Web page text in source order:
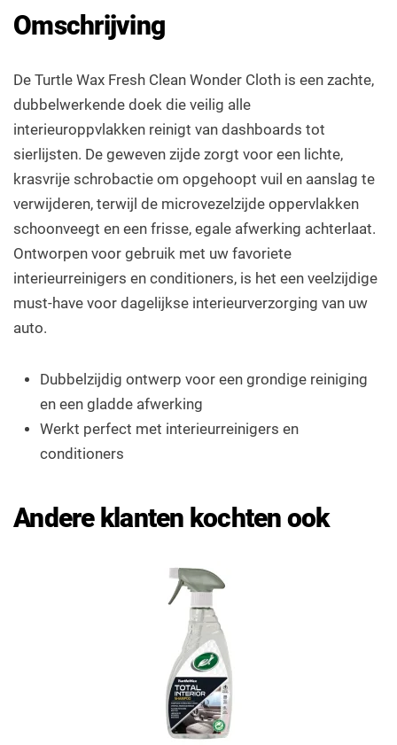
Omschrijving
De Turtle Wax Fresh Clean Wonder Cloth is een zachte,
dubbelwerkende doek die veilig alle
interieuroppvlakken reinigt van dashboards tot
sierlijsten. De geweven zijde zorgt voor een lichte,
krasvrije schrobactie om opgehoopt vuil en aanslag te
verwijderen, terwijl de microvezelzijde oppervlakken
schoonveegt en een frisse, egale afwerking achterlaat.
Ontworpen voor gebruik met uw favoriete
interieurreinigers en conditioners, is het een veelzijdige
must-have voor dagelijkse interieurverzorging van uw
auto.
Dubbelzijdig ontwerp voor een grondige reiniging
en een gladde afwerking
Werkt perfect met interieurreinigers en
conditioners
Andere klanten kochten ook